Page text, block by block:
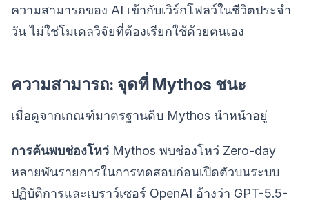
ความสามารถของ AI เข้ากับเวิร์กโฟลว์ในชีวิตประจำ
วัน ไม่ใช่โมเดลวิจัยที่ต้องเรียกใช้ด้วยตนเอง
ความสามารถ: จุดที่ Mythos ชนะ
เมื่อดูจากเกณฑ์มาตรฐานดิบ Mythos นำหน้าอยู่
การค้นพบช่องโหว่ Mythos พบช่องโหว่ Zero-day
หลายพันรายการในการทดสอบก่อนเปิดตัวบนระบบ
ปฏิบัติการและเบราว์เซอร์ OpenAI อ้างว่า GPT-5.5-